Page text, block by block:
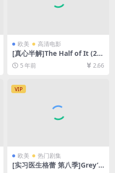
欧美 高清电影
[真心半解]The Half of It (20
20)[百度网盘+迅雷云盘资源1
080P超清未删减][MP4/6.6G
5 年前 2.66
VIP
欧美 热门剧集
[实习医生格蕾 第八季]Grey’s